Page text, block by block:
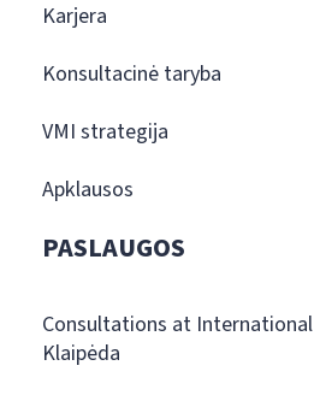
Karjera
Konsultacinė taryba
VMI strategija
Apklausos
PASLAUGOS
Consultations at
Klaipėda